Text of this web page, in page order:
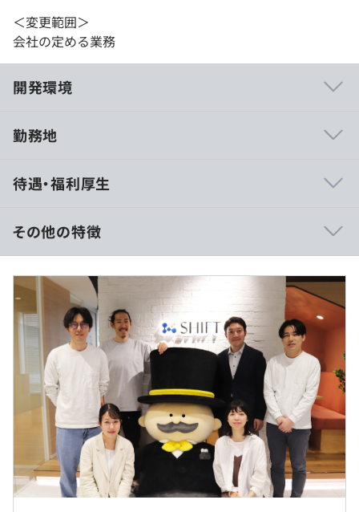
＜変更範囲＞
会社の定める業務
開発環境
自社サービスの開発をおこなっているため、納期までのス
■有給休暇が取得しやすい環境です！
業務との折り合いがつけば、連休も取得可能です。
先日、土日と有休を絡めて4連休で沖縄旅行に行っている
社員もいました。
年間休日も130日以上なので、プライベートの時間も大切
にしながら働ける環境です！
■エンジニアの意見を大切にしています！
当社では、オフィス環境や社内システムの改善に社員のア
イデアを積極的に取り入れています。実際に、コーヒーサ
ーバーの設置や社内システムの改善も、社員の声から生ま
れたものです。あなたの意見やアイデアも、ぜひ聞かせて
ください。ともに働きやすい環境をつくり上げましょう！
勤務地
待遇・福利厚生
■賃金形態：月給制
■賃金の決定方法：当社規定により決定いたします
■月給：約25万円～
└基本給：約22万円
└職務手当3万円
★残業代は別途全額支給します
想定年収 は年収提示額を保証するものではありません）
その他の特徴